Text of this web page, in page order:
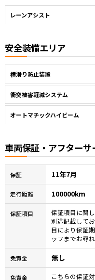
レーンアシスト
安全装備エリア
横滑り防止装置
衝突被害軽減システム
オートマチックハイビーム
車両保証・アフターサ
保証 11年7月
走行距離 100000km
保証項目
保証項目に関
別途記載して
目により保証
ッフまでお尋ね
免責金 無し
免責金 こちらの保証